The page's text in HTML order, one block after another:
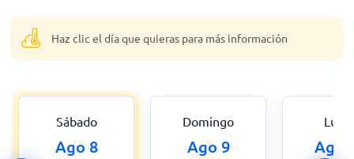
Haz clic el día que quieras para más información
Sábado
Ago 8
Domingo
Ago 9 Ago